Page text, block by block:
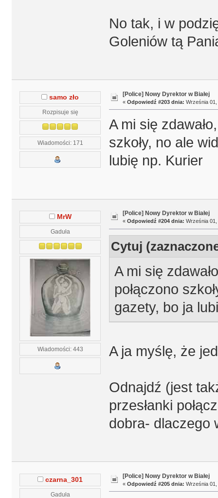
No tak, i w
Goleniów tą
samo zło
Rozpisuje się
Wiadomości: 171
[Police] Nowy Dyrektor w Białej
« Odpowiedź #203 dnia: Września
A mi się
szkoły, no ale
lubię np. Kurier
MrW
Gaduła
Wiadomości: 443
[Police] Nowy Dyrektor w Białej
« Odpowiedź #204 dnia: Września
Cytuj
A mi się
połączono
gazety, bo ja
A ja myślę, że
Odnajdź (jest
przesłanki
dobra- dlaczego
czarna_301
Gaduła
[Police] Nowy Dyrektor w Białej
« Odpowiedź #205 dnia: Września